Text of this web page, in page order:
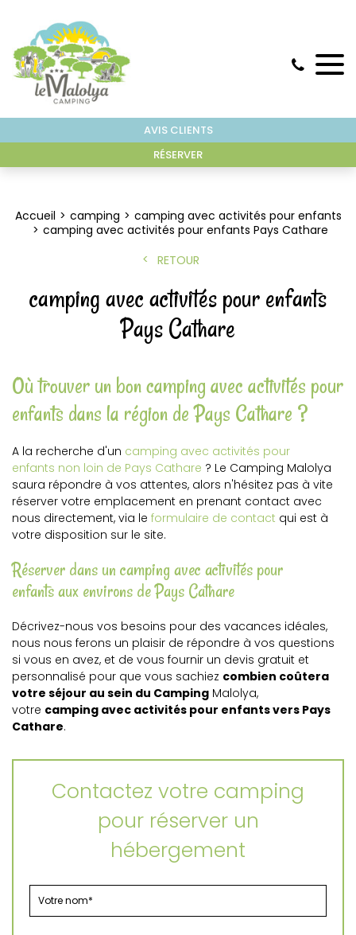
AVIS CLIENTS
RÉSERVER
Accueil camping
camping avec activités pour enfants
camping avec activités pour enfants Pays Cathare
RETOUR
camping avec activités pour enfants
Pays Cathare
Où trouver un bon camping avec activités pour
enfants dans la région de Pays Cathare ?
A la recherche d'un camping avec activités pour
enfants non loin de Pays Cathare ? Le Camping Malolya
saura répondre à vos attentes, alors n'hésitez pas à vite
réserver votre emplacement en prenant contact avec
nous directement, via le formulaire de contact qui est à
votre disposition sur le site.
Réserver dans un camping avec activités pour
enfants aux environs de Pays Cathare
Décrivez-nous vos besoins pour des vacances idéales,
nous nous ferons un plaisir de répondre à vos questions
si vous en avez, et de vous fournir un devis gratuit et
personnalisé pour que vous sachiez combien coûtera
votre séjour au sein du Camping Malolya,
votre camping avec activités pour enfants vers Pays
Cathare.
Contactez votre camping
pour réserver un
hébergement